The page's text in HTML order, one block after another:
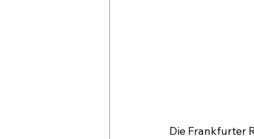
Die Frankfurter